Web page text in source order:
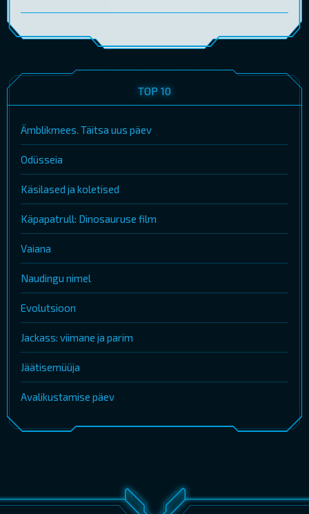
TOP 10
Ämblikmees. Täitsa uus päev
Odüsseia
Käsilased ja koletised
Käpapatrull: Dinosauruse film
Vaiana
Naudingu nimel
Evolutsioon
Jackass: viimane ja parim
Jäätisemüüja
Avalikustamise päev